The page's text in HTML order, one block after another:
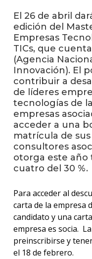
El 26 de abril
edición del
Empresas
TICs, que
(Agencia
Innovación). El
contribuir a
de líderes
tecnologías de
empresas
acceder a una
matrícula de
consultores
otorga este año
cuatro del 30 %.
Para acceder al
carta de la empresa
candidato y una
empresa es socia.
preinscribirse y
el 18 de febrero.